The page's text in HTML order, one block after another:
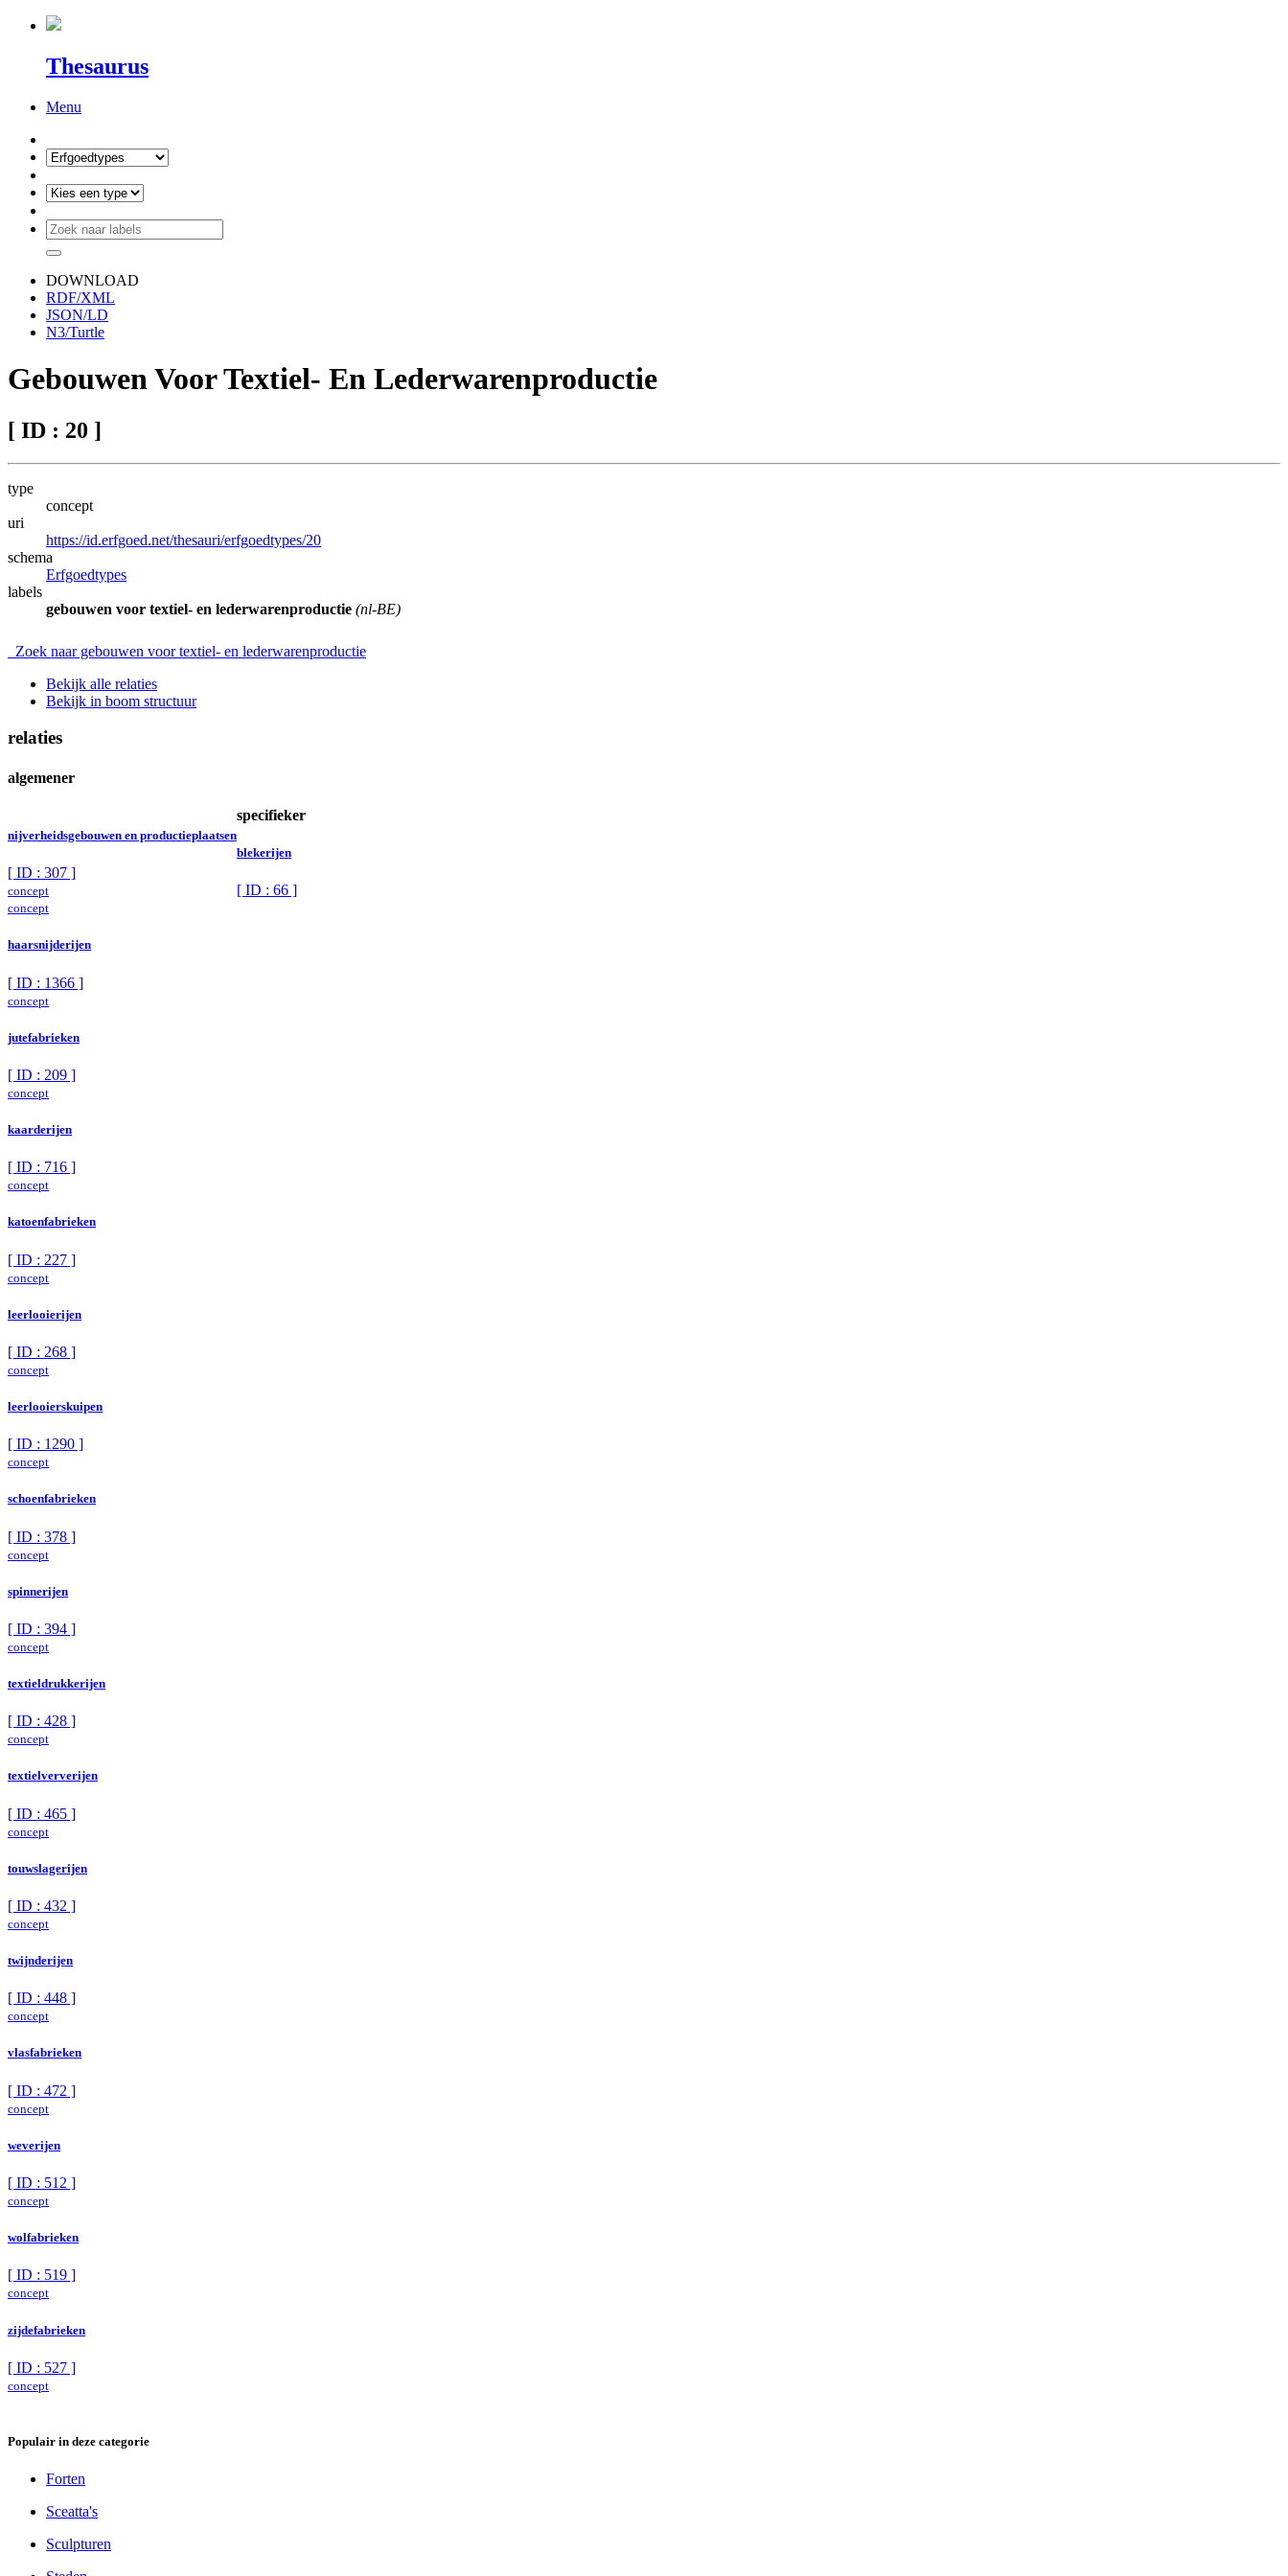
Thesaurus
Menu
DOWNLOAD
RDF/XML
JSON/LD
N3/Turtle
Gebouwen Voor Textiel- En Lederwarenproductie
[ ID : 20 ]
type
concept
uri
https://id.erfgoed.net/thesauri/erfgoedtypes/20
schema
Erfgoedtypes
labels
gebouwen voor textiel- en lederwarenproductie (nl-BE)
Zoek naar gebouwen voor textiel- en lederwarenproductie
Bekijk alle relaties
Bekijk in boom structuur
relaties
algemener
nijverheidsgebouwen en productieplaatsen
[ ID : 307 ]
concept
specifieker
blekerijen
[ ID : 66 ]
concept
haarsnijderijen
[ ID : 1366 ]
concept
jutefabrieken
[ ID : 209 ]
concept
kaarderijen
[ ID : 716 ]
concept
katoenfabrieken
[ ID : 227 ]
concept
leerlooierijen
[ ID : 268 ]
concept
leerlooierskuipen
[ ID : 1290 ]
concept
schoenfabrieken
[ ID : 378 ]
concept
spinnerijen
[ ID : 394 ]
concept
textieldrukkerijen
[ ID : 428 ]
concept
textielververijen
[ ID : 465 ]
concept
touwslagerijen
[ ID : 432 ]
concept
twijnderijen
[ ID : 448 ]
concept
vlasfabrieken
[ ID : 472 ]
concept
weverijen
[ ID : 512 ]
concept
wolfabrieken
[ ID : 519 ]
concept
zijdefabrieken
[ ID : 527 ]
concept
Populair in deze categorie
Forten
Sceatta's
Sculpturen